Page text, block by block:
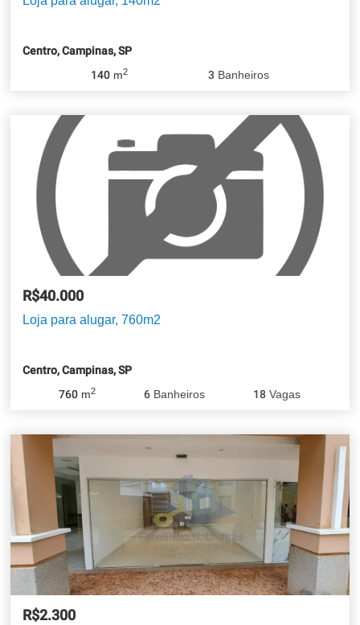
Centro, Campinas, SP
140 m2 3 Banheiros
R$40.000
Loja para alugar, 760m2
Centro, Campinas, SP
760 m2 6 Banheiros 18 Vagas
R$2.300